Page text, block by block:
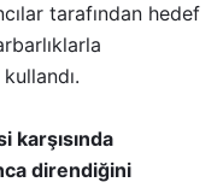
tarafından hedef
karşısında
direndiğini